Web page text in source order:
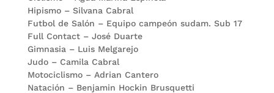
Hipismo – Silvana Cabral
Futbol de Salón – Equipo campeón sudam. Sub 17
Full Contact – José Duarte
Gimnasia – Luis Melgarejo
Judo – Camila Cabral
Motociclismo – Adrian Cantero
Natación – Benjamin Hockin Brusquetti